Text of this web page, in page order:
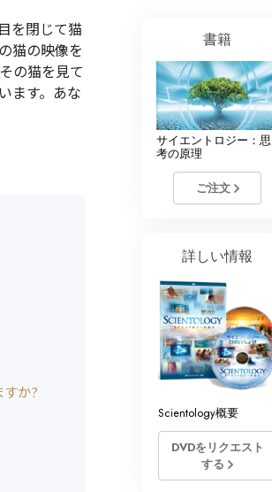
を閉じて猫
猫の映像を
の猫を見て
います。 あな
か?
書籍
サイエントロジー：思
考の原理
ご注文
詳しい情報
Scientology概要
DVDをリクエスト
する